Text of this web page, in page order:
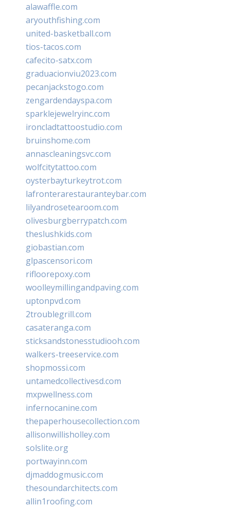
alawaffle.com
aryouthfishing.com
united-basketball.com
tios-tacos.com
cafecito-satx.com
graduacionviu2023.com
pecanjackstogo.com
zengardendayspa.com
sparklejewelryinc.com
ironcladtattoostudio.com
bruinshome.com
annascleaningsvc.com
wolfcitytattoo.com
oysterbayturkeytrot.com
lafronterarestauranteybar.com
lilyandrosetearoom.com
olivesburgberrypatch.com
theslushkids.com
giobastian.com
glpascensori.com
rifloorepoxy.com
woolleymillingandpaving.com
uptonpvd.com
2troublegrill.com
casateranga.com
sticksandstonesstudiooh.com
walkers-treeservice.com
shopmossi.com
untamedcollectivesd.com
mxpwellness.com
infernocanine.com
thepaperhousecollection.com
allisonwillisholley.com
solslite.org
portwayinn.com
djmaddogmusic.com
thesoundarchitects.com
allin1roofing.com